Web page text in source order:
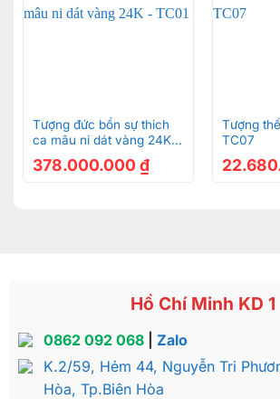
Tượng đức bổn sự thich
ca mâu ni dát vàng 24K –
378.000.000 ₫
Tượng
TC07
Hồ Chí Minh KD 1
0862 092 068| Zalo
K.2/59, Hẻm 44, Nguyễn Tri
Hòa, Tp.Biên Hòa